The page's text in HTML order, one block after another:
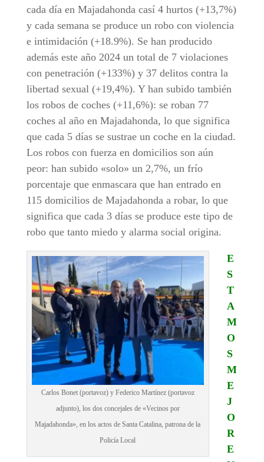
cada día en Majadahonda casí 4 hurtos (+13,7%)
y cada semana se produce un robo con violencia
e intimidación (+18.9%). Se han producido
además este año 2024 un total de 7 violaciones
con penetración (+133%) y 37 delitos contra la
libertad sexual (+19,4%). Y han subido también
los robos de coches (+11,6%): se roban 77
coches al año en Majadahonda, lo que significa
que cada 5 días se sustrae un coche en la ciudad.
Los robos con fuerza en domicilios son aún
peor: han subido «solo» un 2,7%, un frío
porcentaje que enmascara que han entrado en
115 domicilios de Majadahonda a robar, lo que
significa que cada 3 días se produce este tipo de
robo que tanto miedo y alarma social origina.
Carlos Bonet (portavoz) y Federico Martínez (portavoz
adjunto), los dos concejales de «Vecinos por
Majadahonda», en los actos de Santa Catalina, patrona de la
Policía Local
E
S
T
A
M
O
S
M
E
J
O
R
E